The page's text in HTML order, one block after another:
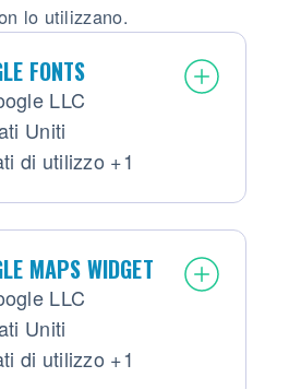
lo utilizzano.
FONTS
LLC
del trattamento:
Uniti
trattati:
di utilizzo +1
MAPS WIDGET
LLC
del trattamento:
Uniti
trattati:
di utilizzo +1